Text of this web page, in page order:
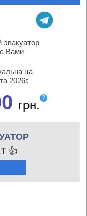
Вами
на
2026г.
грн.
?
👍